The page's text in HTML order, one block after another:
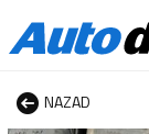
NAZAD